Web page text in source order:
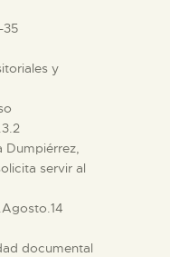
35
y
Dumpiérrez,
servir al
documental